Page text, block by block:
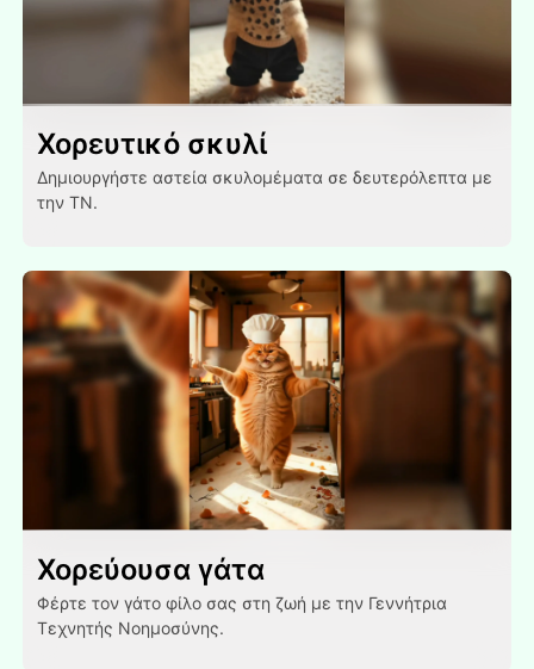
Χορευτικό σκυλί
Δημιουργήστε αστεία σκυλομέματα σε δευτερόλεπτα με
την ΤΝ.
Χορεύουσα γάτα
Φέρτε τον γάτο φίλο σας στη ζωή με την Γεννήτρια
Τεχνητής Νοημοσύνης.